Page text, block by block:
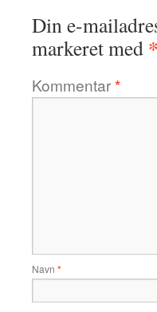
Din e-
markeret med *
Kommentar*
Navn *